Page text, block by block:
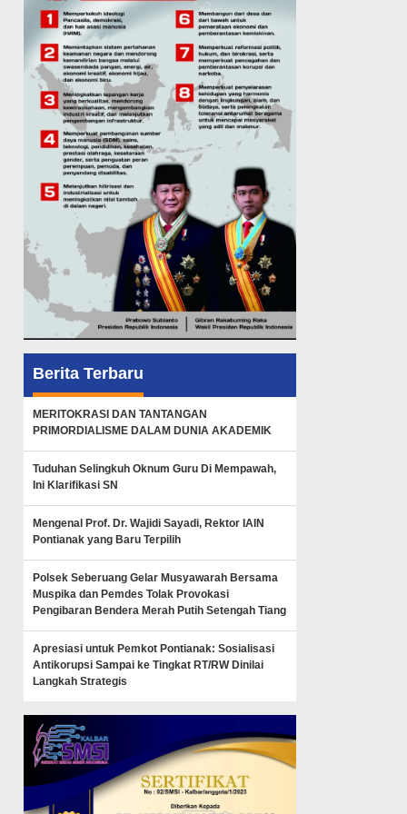
Berita Terbaru
MERITOKRASI DAN TANTANGAN
PRIMORDIALISME DALAM DUNIA AKADEMIK
Tuduhan Selingkuh Oknum Guru Di Mempawah,
Ini Klarifikasi SN
Mengenal Prof. Dr. Wajidi Sayadi, Rektor IAIN
Pontianak yang Baru Terpilih
Polsek Seberuang Gelar Musyawarah Bersama
Muspika dan Pemdes Tolak Provokasi
Pengibaran Bendera Merah Putih Setengah Tiang
Apresiasi untuk Pemkot Pontianak: Sosialisasi
Antikorupsi Sampai ke Tingkat RT/RW Dinilai
Langkah Strategis